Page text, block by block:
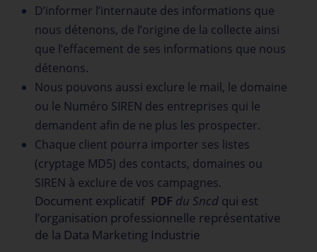
D’informer l’internaute des informations que
nous détenons, de l’origine de la collecte ainsi
que l’effacement de ses informations que nous
détenons.
Nous pouvons aussi exclure le mail, le domaine
ou le Numéro SIREN des entreprises qui le
demandent afin de ne plus les prospecter.
Chaque client pourra importer ses listes
(cryptage MD5) des contacts, domaines ou
SIREN à exclure de vos campagnes.
Document explicatif PDF du Sncd qui est
l’organisation professionnelle représentative
de la Data Marketing Industrie